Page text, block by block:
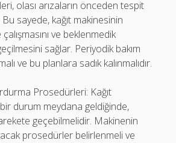
olası arızaların önceden tespit
sayede, kağıt makinesinin
ve beklenmedik
sağlar. Periyodik bakım
ve bu planlara sadık kalınmalıdır.
Prosedürleri: Kağıt
durum meydana geldiğinde,
geçebilmelidir. Makinenin
prosedürler belirlenmeli ve